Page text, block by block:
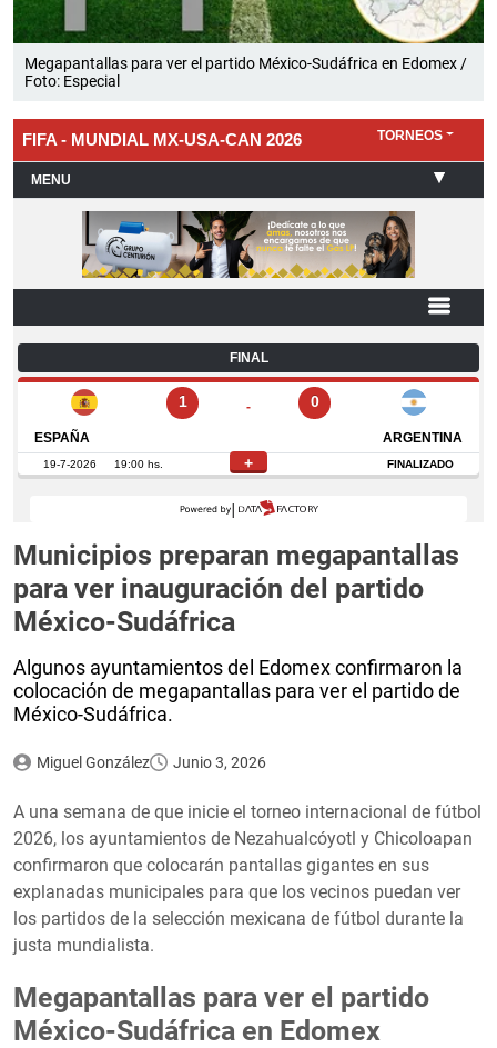
Megapantallas para ver el partido México-Sudáfrica en Edomex /
Foto: Especial
Municipios preparan megapantallas
para ver inauguración del partido
México-Sudáfrica
Algunos ayuntamientos del Edomex confirmaron la
colocación de megapantallas para ver el partido de
México-Sudáfrica.
Miguel González Junio 3, 2026
A una semana de que inicie el torneo internacional de fútbol
2026, los ayuntamientos de Nezahualcóyotl y Chicoloapan
confirmaron que colocarán pantallas gigantes en sus
explanadas municipales para que los vecinos puedan ver
los partidos de la selección mexicana de fútbol durante la
justa mundialista.
Megapantallas para ver el partido
México-Sudáfrica en Edomex